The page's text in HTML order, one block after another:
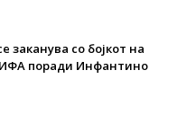
заканува со бојкот на
поради Инфантино